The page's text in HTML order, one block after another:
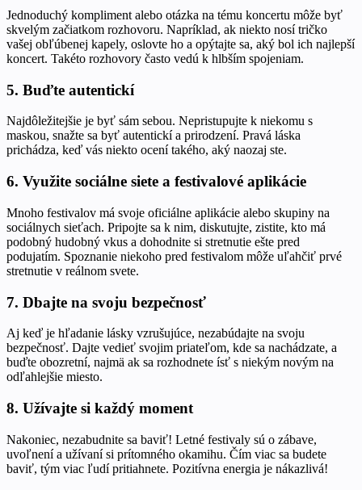
Jednoduchý kompliment alebo otázka na tému koncertu môže byť
skvelým začiatkom rozhovoru. Napríklad, ak niekto nosí tričko
vašej obľúbenej kapely, oslovte ho a opýtajte sa, aký bol ich najlepší
koncert. Takéto rozhovory často vedú k hlbším spojeniam.
5. Buďte autentickí
Najdôležitejšie je byť sám sebou. Nepristupujte k niekomu s
maskou, snažte sa byť autentickí a prirodzení. Pravá láska
prichádza, keď vás niekto ocení takého, aký naozaj ste.
6. Využite sociálne siete a festivalové aplikácie
Mnoho festivalov má svoje oficiálne aplikácie alebo skupiny na
sociálnych sieťach. Pripojte sa k nim, diskutujte, zistite, kto má
podobný hudobný vkus a dohodnite si stretnutie ešte pred
podujatím. Spoznanie niekoho pred festivalom môže uľahčiť prvé
stretnutie v reálnom svete.
7. Dbajte na svoju bezpečnosť
Aj keď je hľadanie lásky vzrušujúce, nezabúdajte na svoju
bezpečnosť. Dajte vedieť svojim priateľom, kde sa nachádzate, a
buďte obozretní, najmä ak sa rozhodnete ísť s niekým novým na
odľahlejšie miesto.
8. Užívajte si každý moment
Nakoniec, nezabudnite sa baviť! Letné festivaly sú o zábave,
uvoľnení a užívaní si prítomného okamihu. Čím viac sa budete
baviť, tým viac ľudí pritiahnete. Pozitívna energia je nákazlivá!